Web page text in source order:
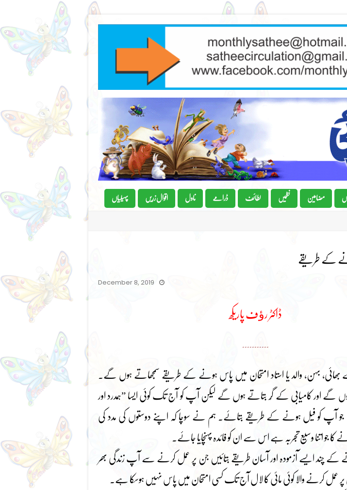
مضامین نظمیں لطائف ڈرامے ناول اقوال زریں پہیلیاں
کے طریقے
December 8, 2019
ڈاکٹر رﺅف پاریکھ
بھائی، بہن، والد یا استاد امتحان میں پاس ہونے کے طریقے سمجھاتے ہوں گے۔
اور کامیابی کے گُر بتاتے ہوں گے لیکن آپ کو آج تک کوئی ایسا ”ہمدرد اور
جو آپ کو فیل ہونے کے طریقے بتائے۔ ہم نے سوچا کہ اپنے دوستوں کی مدد کی
کا جو اتنا وسیع تجربہ ہے اس سے ان کو فائدہ پہنچایا جائے۔
چند ایسے آزمودہ اور آسان طریقے بتائیں جن پر عمل کرنے سے آپ زندگی بھر
عمل کرنے والا کوئی مائی کا لال آج تک کسی امتحان میں پاس نہیں ہوسکا ہے۔